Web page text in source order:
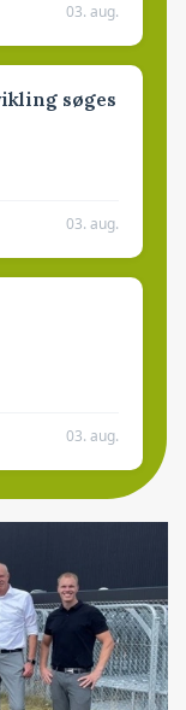
03. aug.
søges
03. aug.
03. aug.